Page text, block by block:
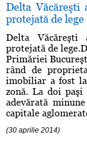
Delta Văcăreşti
protejată de lege
Delta Văcăreşti
protejată de
Primăriei
rând de
imobiliar a fost la
zonă. La doi paşi
adevărată
capitale
(30 aprilie 2014)